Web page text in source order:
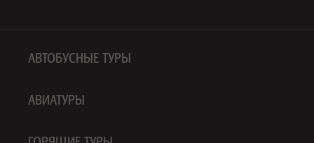
АВТОБУСНЫЕ ТУРЫ
АВИАТУРЫ